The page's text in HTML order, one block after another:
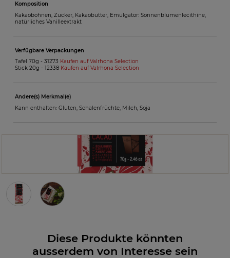
Komposition
Kakaobohnen, Zucker, Kakaobutter, Emulgator: Sonnenblumenlecithine,
natürliches Vanilleextrakt
Verfügbare Verpackungen
Tafel 70g - 31273 Kaufen auf Valrhona Selection
Stick 20g - 12338 Kaufen auf Valrhona Selection
Andere(s) Merkmal(e)
Kann enthalten: Gluten, Schalenfrüchte, Milch, Soja
Diese Produkte könnten
ausserdem von Interesse sein